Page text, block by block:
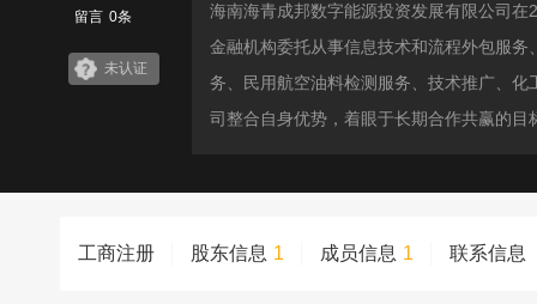
留言 0条
未认证
海南海青成邦数字能源投资发展有限公司
金融机构委托从事信息技术和流程外包服
务、民用航空油料检测服务、技术推广、
司整合自身优势，着眼于长期合作共赢的目
工商注册 股东信息 1 成员信息 1 联系信息